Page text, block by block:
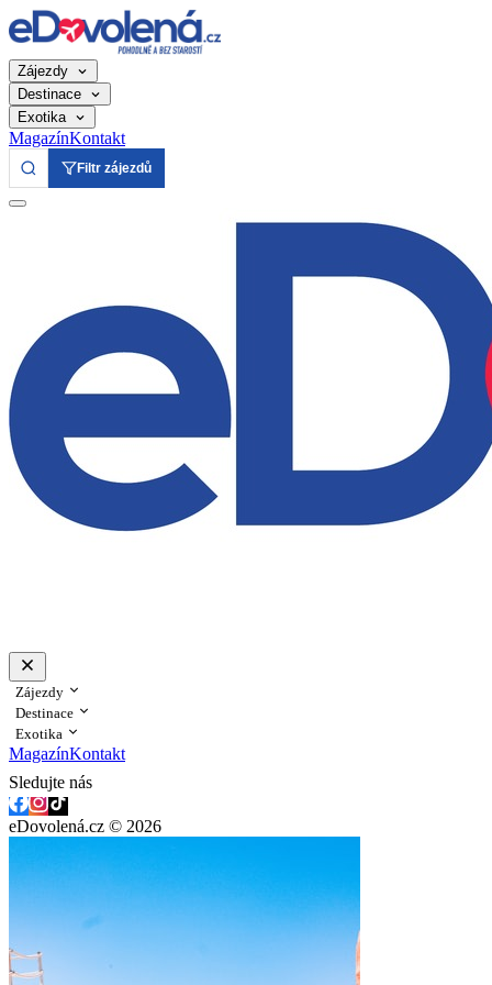
Zájezdy
Destinace
Exotika
MagazínKontakt
Filtr zájezdů
Zájezdy
Destinace
Exotika
MagazínKontakt
Sledujte nás
eDovolená.cz © 2026